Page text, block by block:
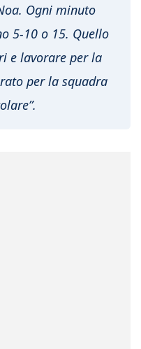
Ogni minuto
5-10 o 15. Quello
e lavorare per la
per la squadra